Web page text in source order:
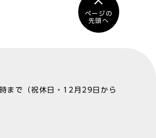
ページの
先頭へ
まで（祝休日・12月29日から